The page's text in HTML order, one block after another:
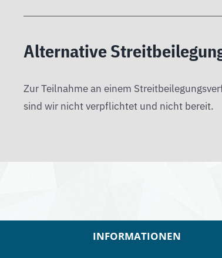
Alternative
Zur Teilnahme an einem
sind wir nicht verpflichtet und nicht bereit.
INFORMATIONEN